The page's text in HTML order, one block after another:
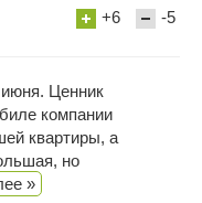
+6 -5
Ценник
компании
квартиры, а
но
»